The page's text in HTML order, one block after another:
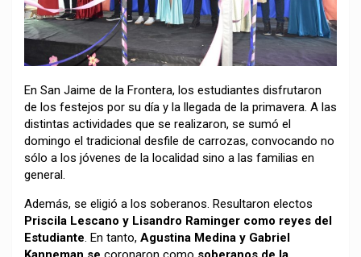
En San Jaime de la Frontera, los estudiantes disfrutaron
de los festejos por su día y la llegada de la primavera. A las
distintas actividades que se realizaron, se sumó el
domingo el tradicional desfile de carrozas, convocando no
sólo a los jóvenes de la localidad sino a las familias en
general.
Además, se eligió a los soberanos. Resultaron electos
Priscila Lescano y Lisandro Raminger como reyes del
Estudiante. En tanto, Agustina Medina y Gabriel